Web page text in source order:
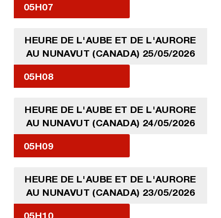
05H07
HEURE DE L'AUBE ET DE L'AURORE
AU NUNAVUT (CANADA) 25/05/2026
05H08
HEURE DE L'AUBE ET DE L'AURORE
AU NUNAVUT (CANADA) 24/05/2026
05H09
HEURE DE L'AUBE ET DE L'AURORE
AU NUNAVUT (CANADA) 23/05/2026
05H10